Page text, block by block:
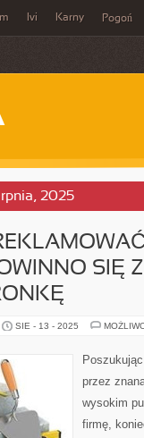
Ivi Karny Pogoń
2025
SIĘ
SIE - 13 - 2025
przez
wysokim
firmę,